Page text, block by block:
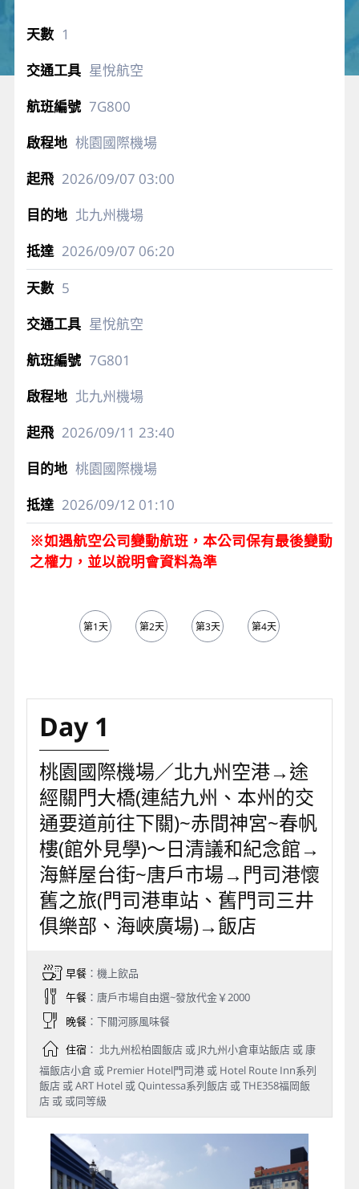
1
星悅航空
7G800
桃園國際機場
2026/09/07 03:00
北九州機場
2026/09/07 06:20
5
星悅航空
7G801
北九州機場
2026/09/11 23:40
桃園國際機場
2026/09/12 01:10
※如遇航空公司變動航班，本公司保有最後變動
之權力，並以說明會資料為準
第1天 第2天 第3天 第4天
Day 1
桃園國際機場／北九州空港→途
經關門大橋(連結九州、本州的交
通要道前往下關)~赤間神宮~春帆
樓(館外見學)～日清議和紀念館→
海鮮屋台街~唐戶市場→門司港懷
舊之旅(門司港車站、舊門司三井
俱樂部、海峽廣場)→飯店
早餐：機上飲品
午餐：唐戶市場自由選~發放代金￥2000
晚餐：下關河豚風味餐
住宿： 北九州松柏園飯店 或 JR九州小倉車站飯店 或 康
福飯店小倉 或 Premier Hotel門司港 或 Hotel Route Inn系列
飯店 或 ART Hotel 或 Quintessa系列飯店 或 THE358福岡飯
店 或 或同等級